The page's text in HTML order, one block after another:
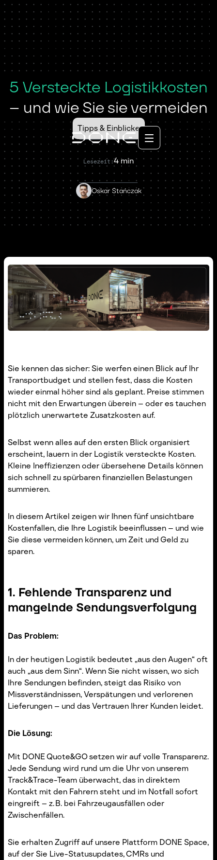
5 Versteckte Logistikkosten
– und wie Sie sie vermeiden
Tipps & Einblicke
Lesezeit:4 min
Oskar Stańczak
Sie kennen das sicher: Sie werfen einen Blick auf Ihr
Transportbudget und stellen fest, dass die Kosten
wieder einmal höher sind als geplant. Preise stimmen
nicht mit den Erwartungen überein – oder es tauchen
plötzlich unerwartete Zusatzkosten auf.
Selbst wenn alles auf den ersten Blick organisiert
erscheint, lauern in der Logistik versteckte Kosten.
Kleine Ineffizienzen oder übersehene Details können
sich schnell zu spürbaren finanziellen Belastungen
summieren.
In diesem Artikel zeigen wir Ihnen fünf unsichtbare
Kostenfallen, die Ihre Logistik beeinflussen – und wie
Sie diese vermeiden können, um Zeit und Geld zu
sparen.
1. Fehlende Transparenz und
mangelnde Sendungsverfolgung
Das Problem:
In der heutigen Logistik bedeutet „aus den Augen“ oft
auch „aus dem Sinn“. Wenn Sie nicht wissen, wo sich
Ihre Sendungen befinden, steigt das Risiko von
Missverständnissen, Verspätungen und verlorenen
Lieferungen – und das Vertrauen Ihrer Kunden leidet.
Die Lösung:
Mit DONE Quote&GO setzen wir auf volle Transparenz.
Jede Sendung wird rund um die Uhr von unserem
Track&Trace-Team überwacht, das in direktem
Kontakt mit den Fahrern steht und im Notfall sofort
eingreift – z. B. bei Fahrzeugausfällen oder
Zwischenfällen.
Sie erhalten Zugriff auf unsere Plattform DONE Space,
auf der Sie Live-Statusupdates, CMRs und